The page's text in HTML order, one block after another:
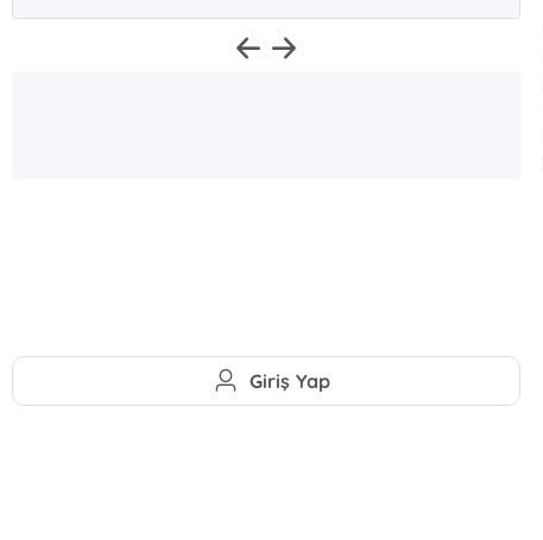
Giriş Yap